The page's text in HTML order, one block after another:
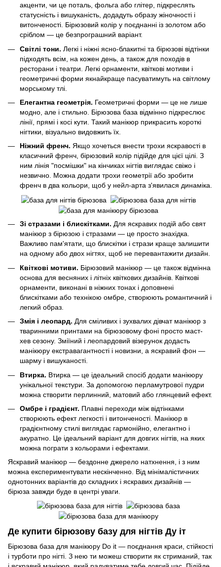
акценти, чи це поталь, фольга або глітер, підкреслять
статусність і вишуканість, додадуть образу жіночності і
витонченості. Бірюзовий колір у поєднанні із золотом або
сріблом — це безпрограшний варіант.
Світлі тони. Легкі і ніжні ясно-блакитні та бірюзові відтінки
підходять всім, на кожен день, а також для походів в
ресторани і театри. Легкі орнаменти, квіткові мотиви і
геометричні форми якнайкраще пасуватимуть на світлому
морському тлі.
Елегантна геометрія. Геометричні форми — це не лише
модно, але і стильно. Бірюзова база відмінно підкреслює
лінії, прямі і косі кути. Такий манікюр прикрасить короткі
нігтики, візуально видовжить їх.
Ніжний френч. Якщо хочеться внести трохи яскравості в
класичний френч, бірюзовий колір підійде для цієї цілі. З
ним лінія "посмішки" на кінчиках нігтів виглядає свіжо і
незвично. Можна додати трохи геометрії або зробити
френч в два кольори, щоб у нейл-арта з'явилася динаміка.
Зі стразами і блискітками. Для яскравих подій або свят
манікюр з бірюзою і стразами — це просто знахідка.
Важливо пам'ятати, що блискітки і стрази краще залишити
на одному або двох нігтях, щоб не перевантажити дизайн.
Квіткові мотиви. Бірюзовий манікюр — це також відмінна
основа для весняних і літніх квіткових дизайнів. Квіткові
орнаменти, виконані в ніжних тонах і доповнені
блискітками або технікою омбре, створюють романтичний і
легкий образ.
Змія і леопард. Для сміливих і зухвалих дівчат манікюр з
тваринними принтами на бірюзовому фоні просто маст-
хев сезону. Зміїний і леопардовий візерунок додасть
манікюру екстравагантності і новизни, а яскравий фон —
шарму і вишуканості.
Втирка. Втирка — це ідеальний спосіб додати манікюру
унікальної текстури. За допомогою перламутрової пудри
можна створити перлинний, матовий або глянцевий ефект.
Омбре і градієнт. Плавні переходи між відтінками
створюють ефект легкості і витонченості. Манікюр в
градієнтному стилі виглядає гармонійно, елегантно і
акуратно. Це ідеальний варіант для довгих нігтів, на яких
можна пограти з кольорами і ефектами.
Яскравий манікюр — бездонне джерело натхнення, і з ним
можна експериментувати нескінченно. Від мінімалістичних
однотонних варіантів до складних і яскравих дизайнів —
бірюза завжди буде в центрі уваги.
Де купити бірюзову базу для нігтів Ду іт
Бірюзова база для манікюру Do it — поєднання краси, стійкості
і турботи про нігті. З нею ти можеш створити як стриманий, так